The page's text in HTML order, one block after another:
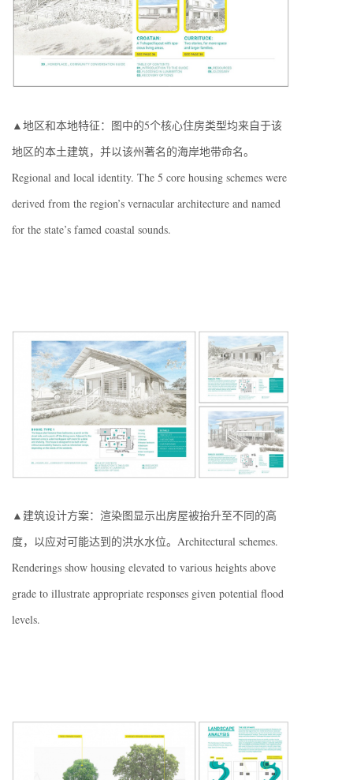
▲地区和本地特征：图中的5个核心住房类型均来自于该
地区的本土建筑，并以该州著名的海岸地带命名。
Regional and local identity. The 5 core housing schemes were
derived from the region’s vernacular architecture and named
for the state’s famed coastal sounds.
▲建筑设计方案：渲染图显示出房屋被抬升至不同的高
度，以应对可能达到的洪水水位。Architectural schemes.
Renderings show housing elevated to various heights above
grade to illustrate appropriate responses given potential flood
levels.